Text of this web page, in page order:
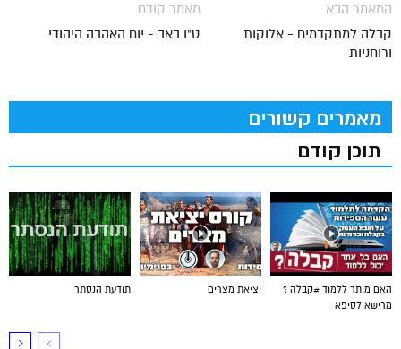
מאמר קודם
ט"ו באב - יום האהבה היהודי
המאמר הבא
קבלה למתקדמים - אלוקות
ורוחניות
מאמרים קשורים
תוכן קודם
תודעת הנסתר יציאת מצרים
האם מותר ללמוד #קבלה ?
מרישא לסיפא